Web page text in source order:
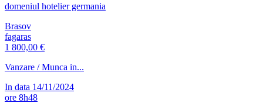
domeniul hotelier germania
Brasov
fagaras
1 800,00 €
Vanzare / Munca in...
In data 14/11/2024
ore 8h48